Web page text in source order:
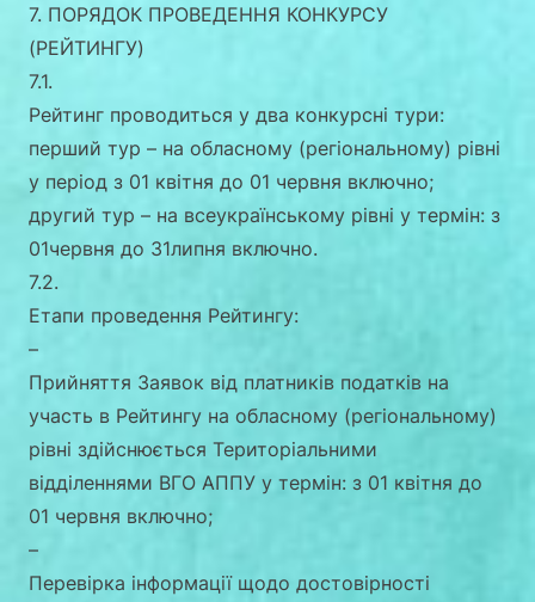
7. ПОРЯДОК ПРОВЕДЕННЯ КОНКУРСУ
(РЕЙТИНГУ)
7.1.
Рейтинг проводиться у два конкурсні тури:
перший тур – на обласному (регіональному) рівні
у період з 01 квітня до 01 червня включно;
другий тур – на всеукраїнському рівні у термін: з
01червня до 31липня включно.
7.2.
Етапи проведення Рейтингу:
–
Прийняття Заявок від платників податків на
участь в Рейтингу на обласному (регіональному)
рівні здійснюється Територіальними
відділеннями ВГО АППУ у термін: з 01 квітня до
01 червня включно;
–
Перевірка інформації щодо достовірності